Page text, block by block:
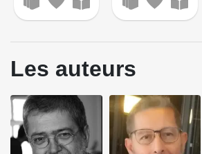
Les auteurs